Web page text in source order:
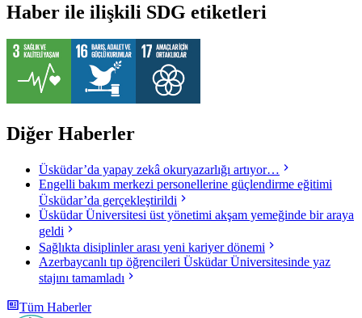
Haber ile ilişkili SDG etiketleri
Diğer Haberler
Üsküdar’da yapay zekâ okuryazarlığı artıyor…
Engelli bakım merkezi personellerine güçlendirme eğitimi
Üsküdar’da gerçekleştirildi
Üsküdar Üniversitesi üst yönetimi akşam yemeğinde bir araya
geldi
Sağlıkta disiplinler arası yeni kariyer dönemi
Azerbaycanlı tıp öğrencileri Üsküdar Üniversitesinde yaz
stajını tamamladı
Tüm Haberler